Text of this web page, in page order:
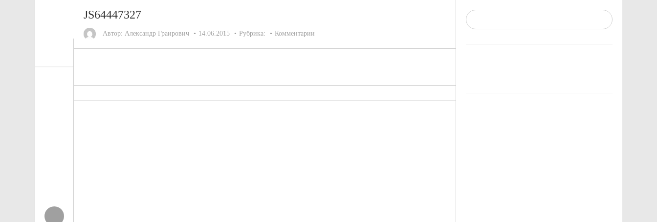
JS64447327
Автор: Александр Граирович 14.06.2015 Рубрика: Комментарии